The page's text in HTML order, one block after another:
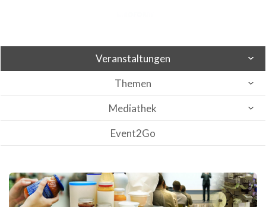
Veranstaltungen
Themen
Mediathek
Event2Go